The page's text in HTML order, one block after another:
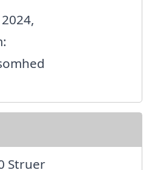
Struer